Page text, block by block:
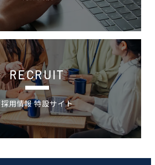
RECRUIT
採用情報 特設サイト
詳細ページへ